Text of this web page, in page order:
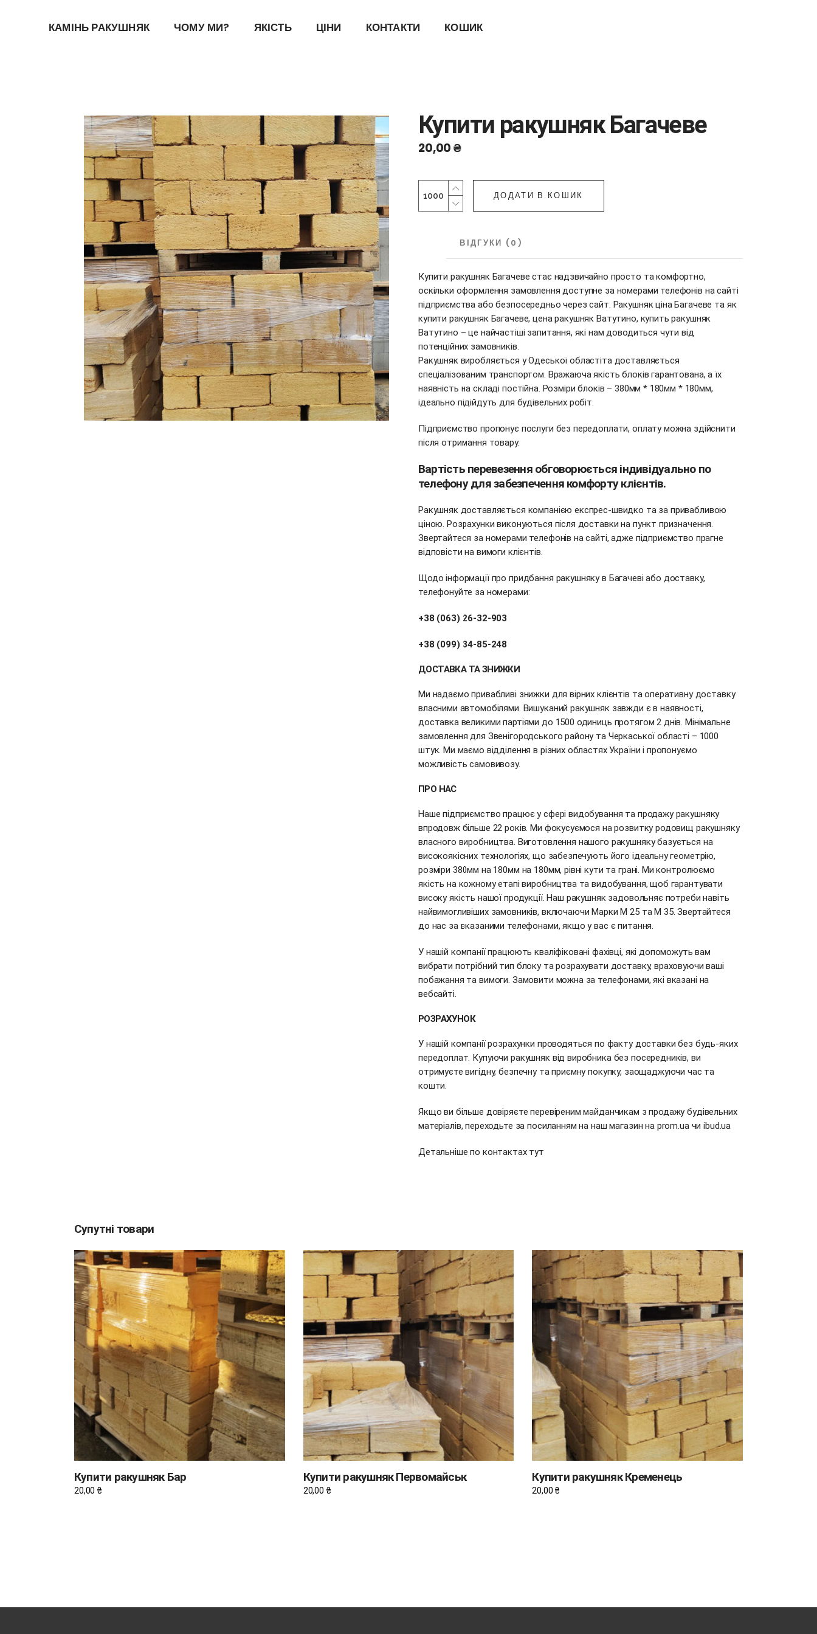
КАМІНЬ РАКУШНЯК ЧОМУ МИ? ЯКІСТЬ ЦІНИ КОНТАКТИ КОШИК
Купити ракушняк Багачеве
20,00₴
ракушняк
Багачеве
ДОДАТИ В КОШИК
ВІДГУКИ (0)
Купити ракушняк Багачеве стає надзвичайно просто та комфортно,
оскільки оформлення замовлення доступне за номерами телефонів на сайті
підприємства або безпосередньо через сайт. Ракушняк ціна Багачеве та як
купити ракушняк Багачеве, цена ракушняк Ватутино, купить ракушняк
Ватутино – це найчастіші запитання, які нам доводиться чути від
потенційних замовників.
Ракушняк виробляється у Одеської областіта доставляється
спеціалізованим транспортом. Вражаюча якість блоків гарантована, а їх
наявність на складі постійна. Розміри блоків – 380мм * 180мм * 180мм,
ідеально підійдуть для будівельних робіт.
Підприємство пропонує послуги без передоплати, оплату можна здійснити
після отримання товару.
Вартість перевезення обговорюється індивідуально по
телефону для забезпечення комфорту клієнтів.
Ракушняк доставляється компанією експрес-швидко та за привабливою
ціною. Розрахунки виконуються після доставки на пункт призначення.
Звертайтеся за номерами телефонів на сайті, адже підприємство прагне
відповісти на вимоги клієнтів.
Щодо інформації про придбання ракушняку в Багачеві або доставку,
телефонуйте за номерами:
+38 (063) 26-32-903
+38 (099) 34-85-248
ДОСТАВКА ТА ЗНИЖКИ
Ми надаємо привабливі знижки для вірних клієнтів та оперативну доставку
власними автомобілями. Вишуканий ракушняк завжди є в наявності,
доставка великими партіями до 1500 одиниць протягом 2 днів. Мінімальне
замовлення для Звенігородського району та Черкаської області – 1000
штук. Ми маємо відділення в різних областях України і пропонуємо
можливість самовивозу.
ПРО НАС
Наше підприємство працює у сфері видобування та продажу ракушняку
впродовж більше 22 років. Ми фокусуємося на розвитку родовищ ракушняку
власного виробництва. Виготовлення нашого ракушняку базується на
високоякісних технологіях, що забезпечують його ідеальну геометрію,
розміри 380мм на 180мм на 180мм, рівні кути та грані. Ми контролюємо
якість на кожному етапі виробництва та видобування, щоб гарантувати
високу якість нашої продукції. Наш ракушняк задовольняє потреби навіть
найвимогливіших замовників, включаючи Марки М 25 та М 35. Звертайтеся
до нас за вказаними телефонами, якщо у вас є питання.
У нашій компанії працюють кваліфіковані фахівці, які допоможуть вам
вибрати потрібний тип блоку та розрахувати доставку, враховуючи ваші
побажання та вимоги. Замовити можна за телефонами, які вказані на
вебсайті.
РОЗРАХУНОК
У нашій компанії розрахунки проводяться по факту доставки без будь-яких
передоплат. Купуючи ракушняк від виробника без посередників, ви
отримуєте вигідну, безпечну та приємну покупку, заощаджуючи час та
кошти.
Якщо ви більше довіряєте перевіреним майданчикам з продажу будівельних
матеріалів, переходьте за посиланням на наш магазин на prom.uaчиibud.ua
Детальніше по контактах тут
Супутні товари
ДОДАТИ В КОШИК
Купити ракушняк Бар
20,00 ₴
ДОДАТИ В КОШИК
Купити ракушняк Первомайськ
20,00 ₴
ДОДАТИ В КОШИК
Купити ракушняк Кременець
20,00 ₴